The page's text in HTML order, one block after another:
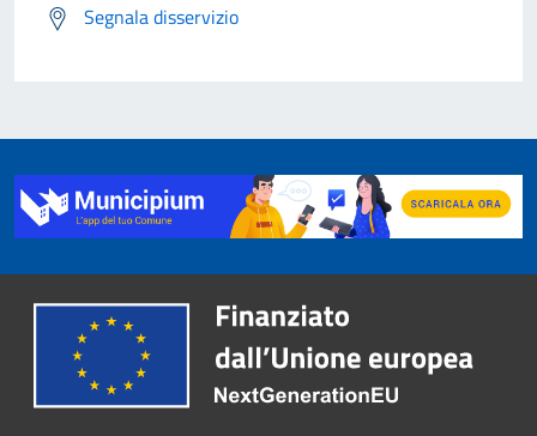
Segnala disservizio